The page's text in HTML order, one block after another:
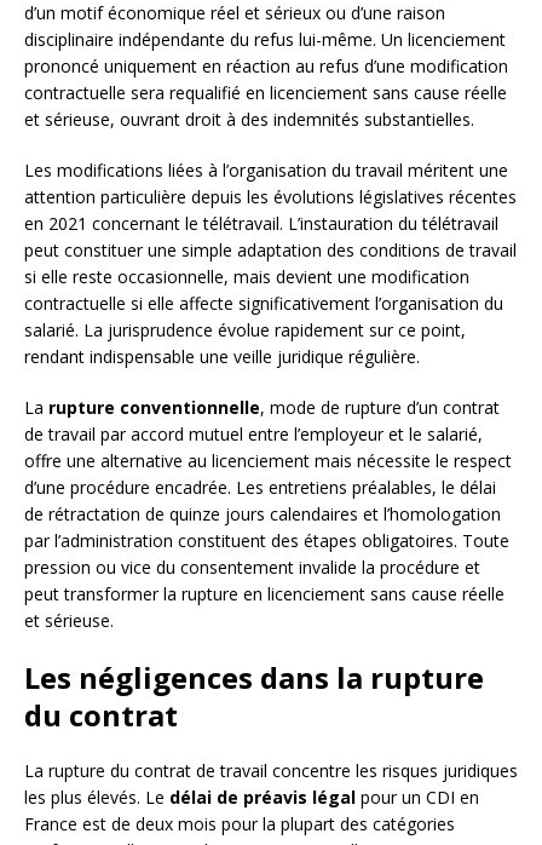
d’un motif économique réel et sérieux ou d’une raison
disciplinaire indépendante du refus lui-même. Un licenciement
prononcé uniquement en réaction au refus d’une modification
contractuelle sera requalifié en licenciement sans cause réelle
et sérieuse, ouvrant droit à des indemnités substantielles.
Les modifications liées à l’organisation du travail méritent une
attention particulière depuis les évolutions législatives récentes
en 2021 concernant le télétravail. L’instauration du télétravail
peut constituer une simple adaptation des conditions de travail
si elle reste occasionnelle, mais devient une modification
contractuelle si elle affecte significativement l’organisation du
salarié. La jurisprudence évolue rapidement sur ce point,
rendant indispensable une veille juridique régulière.
La rupture conventionnelle, mode de rupture d’un contrat
de travail par accord mutuel entre l’employeur et le salarié,
offre une alternative au licenciement mais nécessite le respect
d’une procédure encadrée. Les entretiens préalables, le délai
de rétractation de quinze jours calendaires et l’homologation
par l’administration constituent des étapes obligatoires. Toute
pression ou vice du consentement invalide la procédure et
peut transformer la rupture en licenciement sans cause réelle
et sérieuse.
Les négligences dans la rupture
du contrat
La rupture du contrat de travail concentre les risques juridiques
les plus élevés. Le délai de préavis légal pour un CDI en
France est de deux mois pour la plupart des catégories